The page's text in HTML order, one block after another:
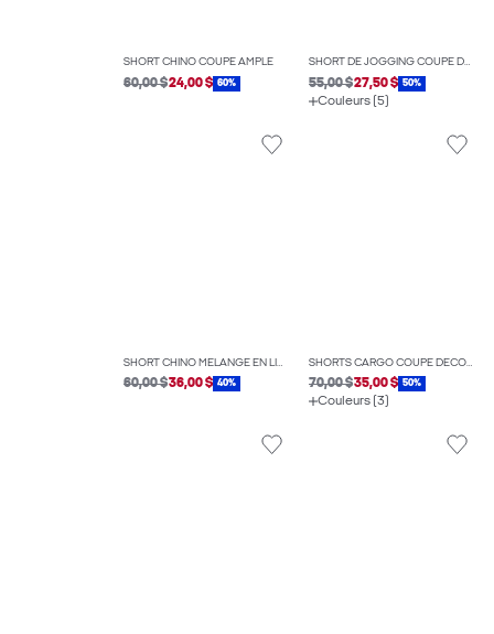
SHORT CHINO COUPE AMPLE
60,00 $24,00 $ 60%
SHORT DE JOGGING COUPE DÉCONTRACTÉE
55,00 $27,50 $ 50%
Couleurs (5)
SHORT CHINO MÉLANGE EN LIN COUPE AMPLE
60,00 $36,00 $ 40%
SHORTS CARGO COUPE DÉCONTRACTÉE
70,00 $35,00 $ 50%
Couleurs (3)